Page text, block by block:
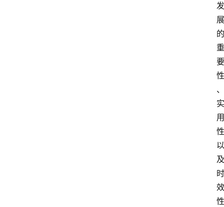
发
展
的
重
要
性
、
实
用
性
以
及
时
效
性